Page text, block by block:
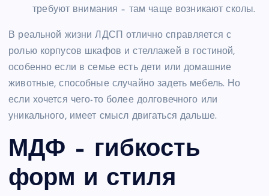
требуют внимания – там чаще возникают сколы.
В реальной жизни ЛДСП отлично справляется с
ролью корпусов шкафов и стеллажей в гостиной,
особенно если в семье есть дети или домашние
животные, способные случайно задеть мебель. Но
если хочется чего-то более долговечного или
уникального, имеет смысл двигаться дальше.
МДФ – гибкость
форм и стиля